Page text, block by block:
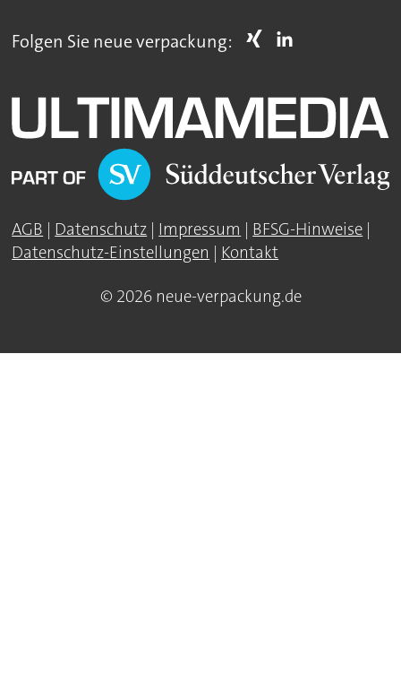
Folgen Sie neue verpackung:
AGB | Datenschutz | Impressum | BFSG-Hinweise |
Datenschutz-Einstellungen | Kontakt
© 2026 neue-verpackung.de